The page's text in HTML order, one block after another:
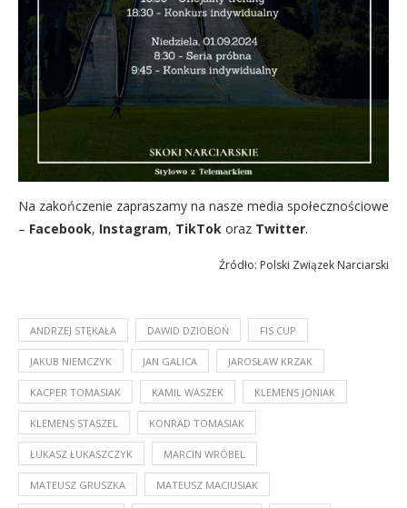
Na zakończenie zapraszamy na nasze media społecznościowe
– Facebook, Instagram, TikTok oraz Twitter.
Źródło: Polski Związek Narciarski
ANDRZEJ STĘKAŁA DAWID DZIOBOŃ FIS CUP
JAKUB NIEMCZYK JAN GALICA JAROSŁAW KRZAK
KACPER TOMASIAK KAMIL WASZEK KLEMENS JONIAK
KLEMENS STASZEL KONRAD TOMASIAK
ŁUKASZ ŁUKASZCZYK MARCIN WRÓBEL
MATEUSZ GRUSZKA MATEUSZ MACIUSIAK